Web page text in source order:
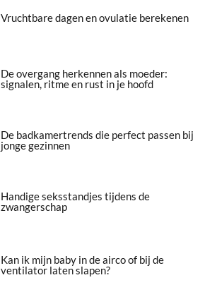
Vruchtbare dagen en ovulatie berekenen
De overgang herkennen als moeder:
signalen, ritme en rust in je hoofd
De badkamertrends die perfect passen bij
jonge gezinnen
Handige seksstandjes tijdens de
zwangerschap
Kan ik mijn baby in de airco of bij de
ventilator laten slapen?